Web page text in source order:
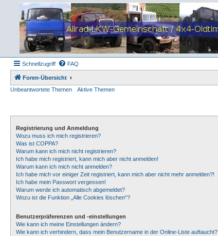
Schnellzugriff FAQ
Foren-Übersicht
Unbeantwortete Themen
Aktive Themen
Registrierung und Anmeldung
Wozu muss ich mich registrieren?
Was ist COPPA?
Warum kann ich mich nicht registrieren?
Ich habe mich registriert, kann mich aber nicht anmelden!
Warum kann ich mich nicht anmelden?
Ich habe mich vor einiger Zeit registriert, kann mich aber nicht mehr anmelden?!
Ich habe mein Passwort vergessen!
Warum werde ich automatisch abgemeldet?
Wozu ist die Funktion „Alle Cookies löschen“?
Benutzerpräferenzen und -einstellungen
Wie kann ich meine Einstellungen ändern?
Wie kann ich verhindern, dass mein Benutzername in der Online-Liste auftaucht?